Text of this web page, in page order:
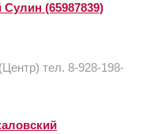
Сулин (65987839)
тел. 8-928-198-